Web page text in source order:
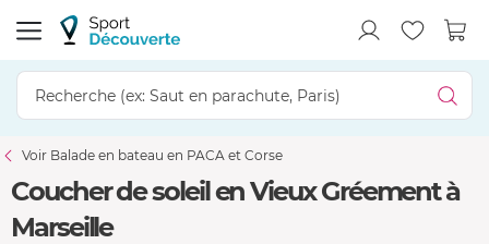
Voir Balade en bateau en PACA et Corse
Coucher de soleil en Vieux Gréement à
Marseille